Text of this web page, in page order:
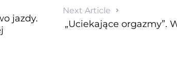
jazdy.
Next Article
„Uciekające orgazmy”.